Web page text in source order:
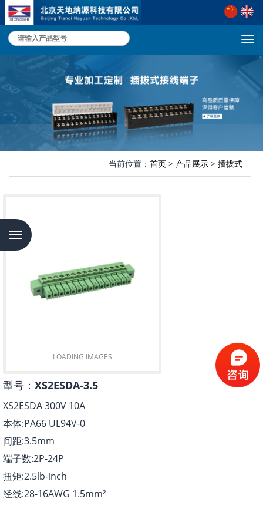
切
换
导
航
当前位置： 首页 > 产品展示 > 插拔式
LOADING IMAGES
型号： XS2ESDA-3.5
XS2ESDA 300V 10A
本体:PA66 UL94V-0
间距:3.5mm
端子数:2P-24P
扭矩:2.5lb-inch
经线:28-16AWG 1.5mm²